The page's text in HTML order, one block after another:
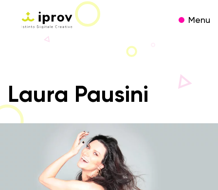
Menu
Laura Pausini